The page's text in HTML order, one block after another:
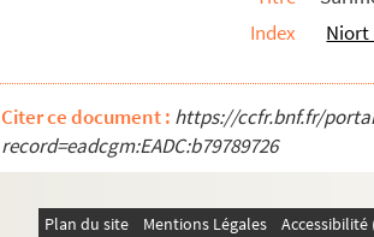
Index
Niort
Citer ce document : https://ccfr.bnf.fr/
record=eadcgm:EADC:b79789726
Plan du site Mentions Légales